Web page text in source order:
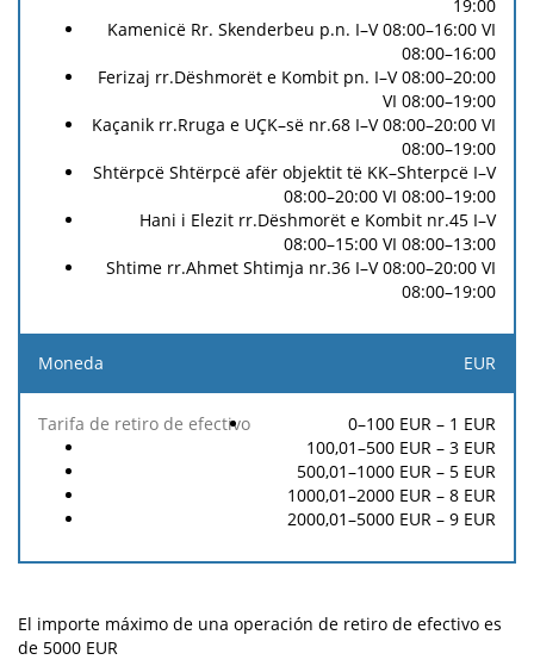
19:00
Kamenicë Rr. Skenderbeu p.n. I–V 08:00–16:00 VI
08:00–16:00
Ferizaj rr.Dëshmorët e Kombit pn. I–V 08:00–20:00
VI 08:00–19:00
Kaçanik rr.Rruga e UÇK–së nr.68 I–V 08:00–20:00 VI
08:00–19:00
Shtërpcë Shtërpcë afër objektit të KK–Shterpcë I–V
08:00–20:00 VI 08:00–19:00
Hani i Elezit rr.Dëshmorët e Kombit nr.45 I–V
08:00–15:00 VI 08:00–13:00
Shtime rr.Ahmet Shtimja nr.36 I–V 08:00–20:00 VI
08:00–19:00
EUR
0–100 EUR – 1 EUR
100,01–500 EUR – 3 EUR
500,01–1000 EUR – 5 EUR
1000,01–2000 EUR – 8 EUR
2000,01–5000 EUR – 9 EUR
El importe máximo de una operación de retiro de efectivo es
de 5000 EUR